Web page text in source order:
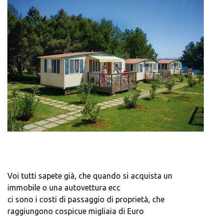
Voi tutti sapete già, che quando si acquista un
immobile o una autovettura ecc
ci sono i costi di passaggio di proprietà, che
raggiungono cospicue migliaia di Euro